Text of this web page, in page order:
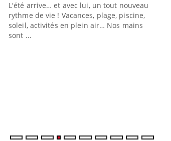
L'été arrive… et avec lui, un tout nouveau
rythme de vie ! Vacances, plage, piscine,
soleil, activités en plein air… Nos mains
sont ...